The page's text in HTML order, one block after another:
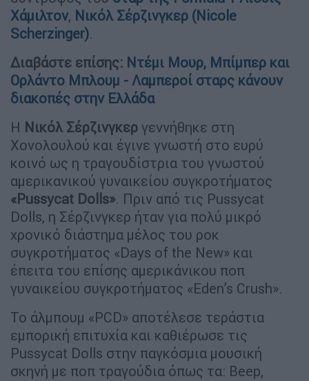
Χάμιλτον, Νικόλ Σέρζινγκερ (Nicole
Scherzinger).
Διαβάστε επίσης: Ντέμι Μουρ, Μπίμπερ και
Ορλάντο Μπλουμ - Λαμπεροί σταρς κάνουν
διακοπές στην Ελλάδα
Η Νικόλ Σέρζινγκερ γεννήθηκε στη
Χονολουλού και έγινε γνωστή στο ευρύ
κοινό ως η τραγουδίστρια του γνωστού
αμερικανικού γυναικείου συγκροτήματος
«Pussycat Dolls». Πριν από τις Pussycat
Dolls, η Σέρζινγκερ ήταν για πολύ μικρό
χρονικό διάστημα μέλος του ροκ
συγκροτήματος «Days of the New» και
έπειτα του επίσης αμερικάνικου ποπ
γυναικείου συγκροτήματος «Eden’s Crush».
Το άλμπουμ «PCD» αποτέλεσε τεράστια
εμπορική επιτυχία και καθιέρωσε τις
Pussycat Dolls στην παγκόσμια μουσική
σκηνή με ποπ τραγούδια όπως τα: Beep,